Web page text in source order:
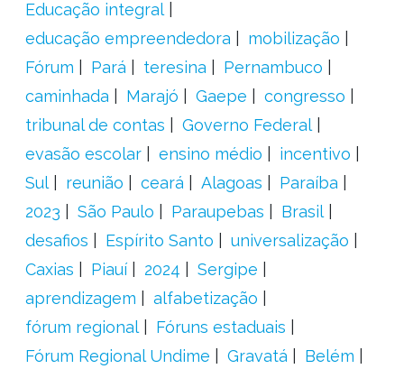
Educação integral
educação empreendedora
mobilização
Fórum
Pará teresina
Pernambuco
caminhada
Marajó Gaepe
congresso
tribunal de contas
Governo Federal
evasão escolar
ensino médio
incentivo
Sul
reunião ceará Alagoas
Paraíba
2023
São Paulo Paraupebas
Brasil
desafios
Espírito Santo
universalização
Caxias
Piauí 2024
Sergipe
aprendizagem
alfabetização
fórum regional
Fóruns estaduais
Fórum Regional Undime
Gravatá
Belém